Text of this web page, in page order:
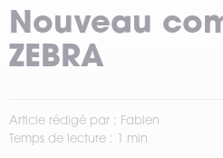
Nouveau
ZEBRA
Article rédigé par : Fabien
Temps de lecture : 1 min